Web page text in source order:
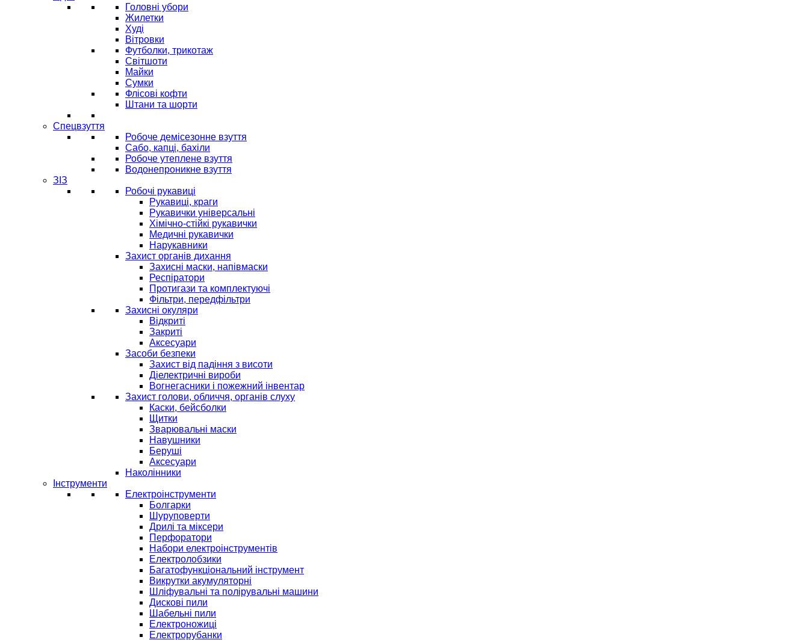
Головні убори
Жилетки
Худі
Вітровки
Футболки, трикотаж
Світшоти
Майки
Сумки
Флісові кофти
Штани та шорти
Спецвзуття
Робоче демісезонне взуття
Сабо, капці, бахіли
Робоче утеплене взуття
Водонепроникне взуття
ЗІЗ
Робочі рукавиці
Рукавиці, краги
Рукавички універсальні
Хімічно-стійкі рукавички
Медичні рукавички
Нарукавники
Захист органів дихання
Захисні маски, напівмаски
Респіратори
Протигази та комплектуючі
Фільтри, передфільтри
Захисні окуляри
Відкриті
Закриті
Аксесуари
Засоби безпеки
Захист від падіння з висоти
Діелектричні вироби
Вогнегасники і пожежний інвентар
Захист голови, обличчя, органів слуху
Каски, бейсболки
Щитки
Зварювальні маски
Навушники
Беруші
Аксесуари
Наколінники
Інструменти
Електроінструменти
Болгарки
Шуруповерти
Дрилі та міксери
Перфоратори
Набори електроінструментів
Електролобзики
Багатофункціональний інструмент
Викрутки акумуляторні
Шліфувальні та полірувальні машини
Дискові пили
Шабельні пили
Електроножиці
Електрорубанки